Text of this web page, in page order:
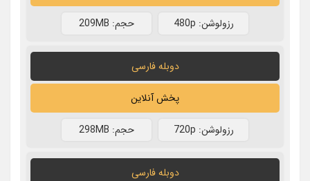
رزولوشن: 480p حجم: 209MB
دوبله فارسی
پخش آنلاین
رزولوشن: 720p حجم: 298MB
دوبله فارسی